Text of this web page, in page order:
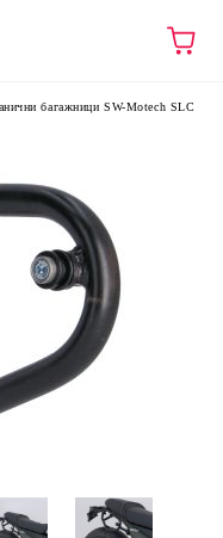
багажници SW-Motech SLC